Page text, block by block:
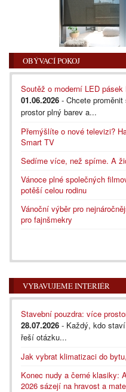
OBÝVACÍ POKOJ
Soutěž o moderní LED pásek
01.06.2026 - Chcete
prostor plný barev a...
Přemýšlíte o nové televizi?
Smart TV
Sedíme více, než spíme. A
Vánoce plné společných
potěší celou rodinu
Vánoční výběr pro
pro fajnšmekry
VYBAVUJEME INTERIÉR
Stavební pouzdra: více
28.07.2026 - Každý, kdo
řeší otázku...
Jak vybrat klimatizaci do
Konec nudy a černé klasiky:
2026 sázejí na hravost a